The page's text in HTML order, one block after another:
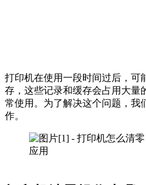
打印机在使用一段时间过后，可
存，这些记录和缓存会占用大量
常使用。为了解决这个问题，我
作。